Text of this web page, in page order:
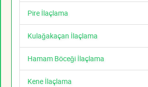
Pire İlaçlama
Kulağakaçan İlaçlama
Hamam Böceği İlaçlama
Kene İlaçlama